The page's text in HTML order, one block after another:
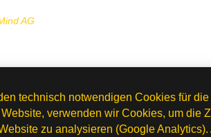
AG
technisch notwendigen Cookies für
verwenden wir Cookies, um die
zu analysieren (Google